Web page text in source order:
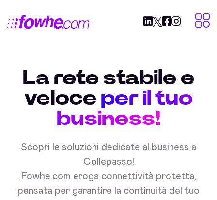
La rete stabile e
veloce per il tuo
business!
Scopri le soluzioni dedicate al business a
Collepasso!
Fowhe.com eroga connettività protetta,
pensata per garantire la continuità del tuo